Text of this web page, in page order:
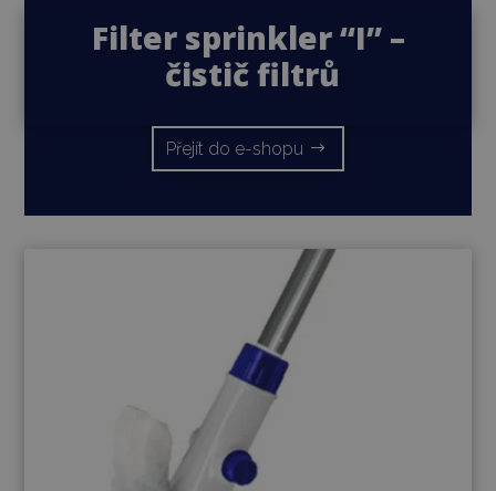
Filter sprinkler “I” –
čistič filtrů
Přejít do e-shopu